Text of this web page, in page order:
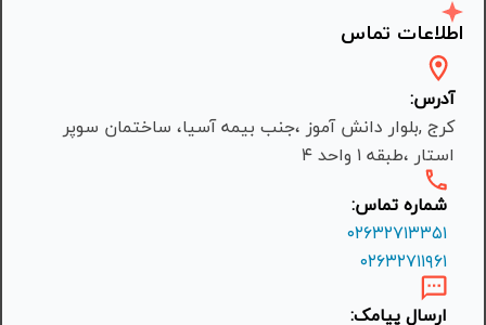
اطلاعات تماس
آدرس:
کرج ,بلوار دانش آموز ،جنب بیمه آسیا، ساختمان سوپر
استار ،طبقه ۱ واحد ۴
شماره تماس:
۰۲۶۳۲۷۱۳۳۵۱
۰۲۶۳۲۷۱۱۹۶۱
ارسال پیامک: